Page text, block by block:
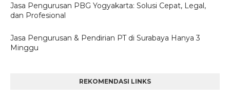
Jasa Pengurusan PBG Yogyakarta: Solusi Cepat, Legal,
dan Profesional
Jasa Pengurusan & Pendirian PT di Surabaya Hanya 3
Minggu
REKOMENDASI LINKS